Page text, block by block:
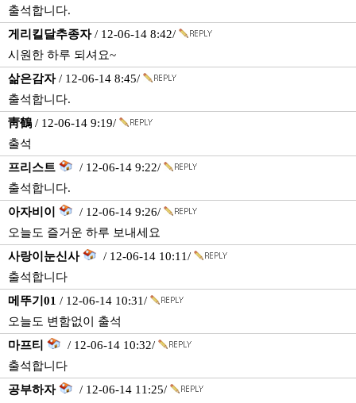
출석합니다.
게리킬달추종자/ 12-06-14 8:42/
시원한 하루 되셔요~
삶은감자/ 12-06-14 8:45/
출석합니다.
靑鶴 / 12-06-14 9:19/
출석
프리스트
/ 12-06-14 9:22/
출석합니다.
아자비이
/ 12-06-14 9:26/
오늘도 즐거운 하루 보내세요
사랑이눈신사
/ 12-06-14 10:11/
출석합니다
메뚜기01 / 12-06-14 10:31/
오늘도 변함없이 출석
마프티
/ 12-06-14 10:32/
출석합니다
공부하자
/ 12-06-14 11:25/